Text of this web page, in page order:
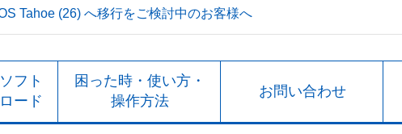
Tahoe (26) へ移行をご検討中のお客様へ
フト
ード
困った時・使い方・
操作方法
お問い合わせ